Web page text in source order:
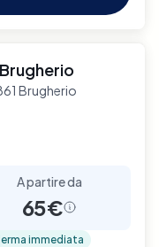
Brugherio
A partire da
65€
immediata